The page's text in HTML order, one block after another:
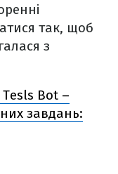
так, щоб
з
Bot –
завдань: